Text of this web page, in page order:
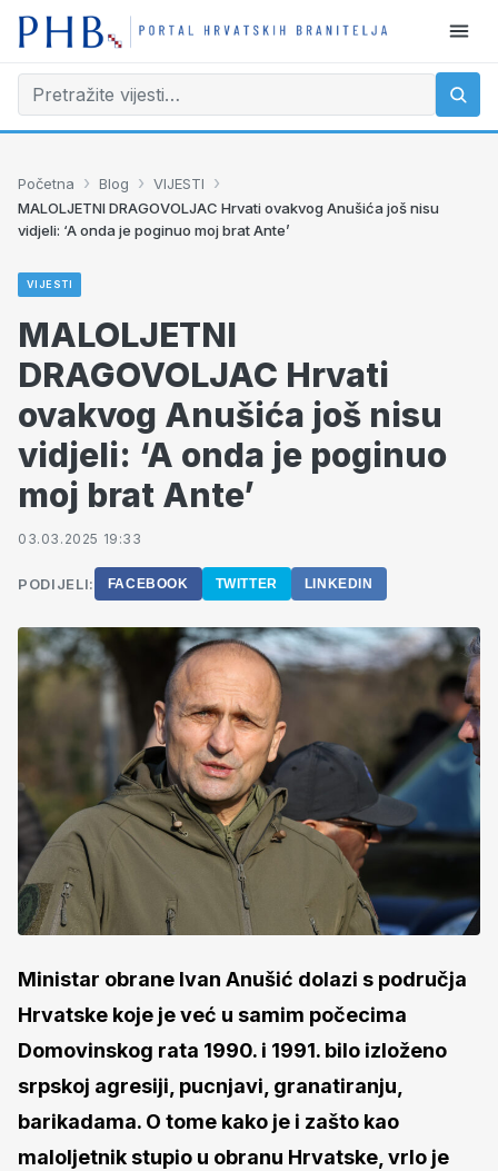
Početna › Blog › VIJESTI ›
MALOLJETNI DRAGOVOLJAC Hrvati ovakvog Anušića još nisu
vidjeli: ‘A onda je poginuo moj brat Ante’
VIJESTI
MALOLJETNI
DRAGOVOLJAC Hrvati
ovakvog Anušića još nisu
vidjeli: ‘A onda je poginuo
moj brat Ante’
03.03.2025 19:33
PODIJELI: FACEBOOK TWITTER LINKEDIN
Ministar obrane Ivan Anušić dolazi s područja
Hrvatske koje je već u samim počecima
Domovinskog rata 1990. i 1991. bilo izloženo
srpskoj agresiji, pucnjavi, granatiranju,
barikadama. O tome kako je i zašto kao
maloljetnik stupio u obranu Hrvatske, vrlo je